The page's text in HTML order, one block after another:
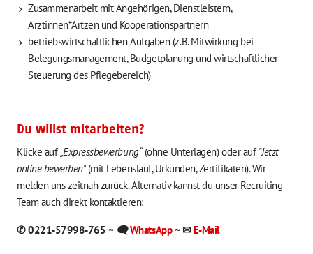
Zusammenarbeit mit Angehörigen, Dienstleistern,
Ärztinnen*Ärtzen und Kooperationspartnern
betriebswirtschaftlichen Aufgaben (z. B. Mitwirkung bei
Belegungsmanagement, Budgetplanung und wirtschaftlicher
Steuerung des Pflegebereich)
Du willst mitarbeiten?
Klicke auf„Expressbewerbung“(ohne Unterlagen) oder auf"Jetzt
online bewerben"(mit Lebenslauf, Urkunden, Zertifikaten). Wir
melden uns zeitnah zurück. Alternativ kannst du unser Recruiting-
Team auch direkt kontaktieren:
✆ 0221-57998-765 ~🗨WhatsApp~ ✉E-Mail